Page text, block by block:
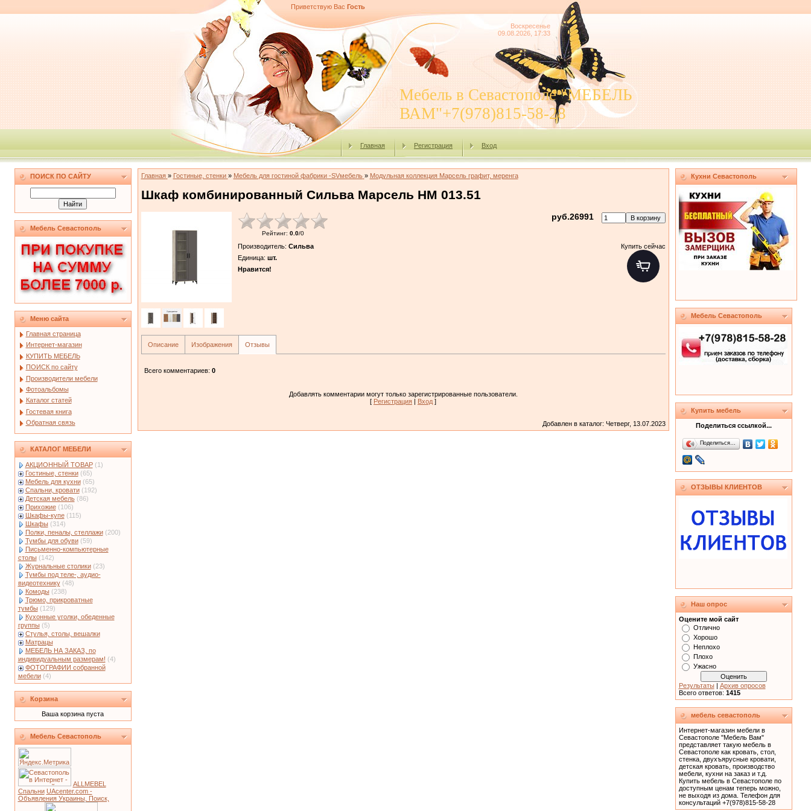
Приветствую Вас Гость
Воскресенье
09.08.2026, 17:33
Мебель в Севастополе "МЕБЕЛЬ
ВАМ"+7(978)815-58-28
Главная Регистрация Вход
ПОИСК ПО САЙТУ
Мебель Севастополь
Меню сайта
Главная страница
Интернет-магазин
КУПИТЬ МЕБЕЛЬ
ПОИСК по сайту
Производители мебели
Фотоальбомы
Каталог статей
Гостевая книга
Обратная связь
КАТАЛОГ МЕБЕЛИ
АКЦИОННЫЙ ТОВАР (1)
Гостиные, стенки (65)
Мебель для кухни (65)
Спальни, кровати (192)
Детская мебель (86)
Прихожие (106)
Шкафы-купе (115)
Шкафы (314)
Полки, пеналы, стеллажи (200)
Тумбы для обуви (59)
Письменно-компьютерные
столы (142)
Журнальные столики (23)
Тумбы под теле-, аудио-
видеотехнику (48)
Комоды (238)
Трюмо, прикроватные
тумбы (129)
Кухонные уголки, обеденные
группы (5)
Стулья, столы, вешалки
Матрацы
МЕБЕЛЬ НА ЗАКАЗ, по
индивидуальным размерам! (4)
ФОТОГРАФИИ собранной
мебели (4)
Корзина
Ваша корзина пуста
Мебель Севастополь
ALLMEBEL
Спальни UAcenter.com -
Объявления Украины, Поиск,
Главная » Гостиные, стенки » Мебель для гостиной фабрики -SVмебель » Модульная коллекция Марсель графит, меренга
Шкаф комбинированный Сильва Марсель НМ 013.51
Рейтинг: 0.0/0
руб.26991
Производитель: Сильва
Единица: шт.
Нравится!
Купить сейчас
Описание Изображения Отзывы
Всего комментариев: 0
Добавлять комментарии могут только зарегистрированные пользователи.
[ Регистрация | Вход ]
Добавлен в каталог: Четверг, 13.07.2023
Кухни Севастополь
Мебель Севастополь
Купить мебель
Поделиться ссылкой...
Поделиться…
ОТЗЫВЫ КЛИЕНТОВ
Наш опрос
Оцените мой сайт
Отлично
Хорошо
Неплохо
Плохо
Ужасно
Результаты| Архив опросов
Всего ответов: 1415
мебель севастополь
Интернет-магазин мебели в
Севастополе "Мебель Вам"
представляет такую мебель в
Севастополе как кровать, cтол,
стенка, двухъярусные кровати,
детская кровать, производство
мебели, кухни на заказ и т.д.
Купить мебель в Севастополе по
доступным ценам теперь можно,
не выходя из дома. Телефон для
консультаций +7(978)815-58-28